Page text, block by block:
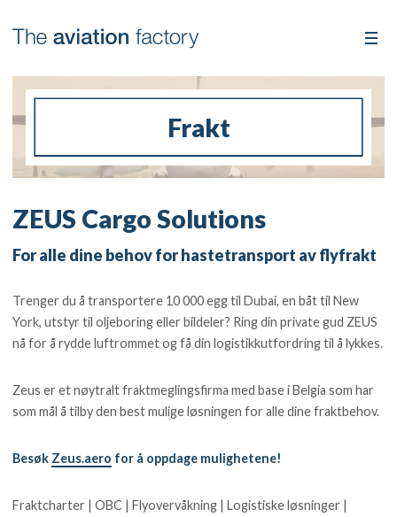
Frakt
ZEUS Cargo Solutions
For alle dine behov for hastetransport av flyfrakt
Trenger du å transportere 10 000 egg til Dubai, en båt til New
York, utstyr til oljeboring eller bildeler? Ring din private gud ZEUS
nå for å rydde luftrommet og få din logistikkutfordring til å lykkes.
Zeus er et nøytralt fraktmeglingsfirma med base i Belgia som har
som mål å tilby den best mulige løsningen for alle dine fraktbehov.
Besøk Zeus.aero for å oppdage mulighetene!
Fraktcharter | OBC | Flyovervåkning | Logistiske løsninger |